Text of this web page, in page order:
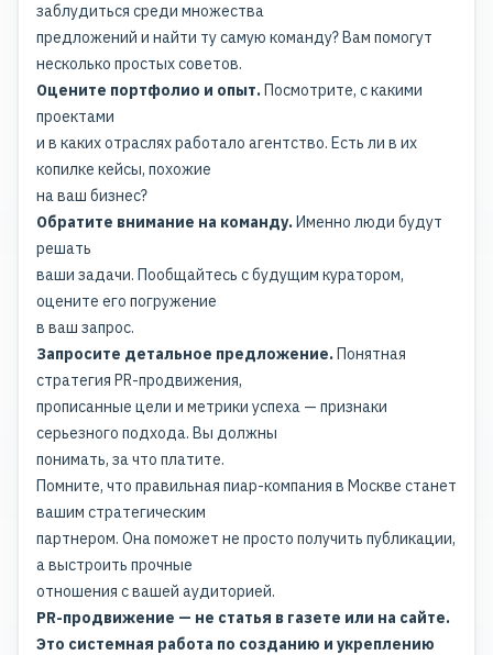
заблудиться среди множества
предложений и найти ту самую команду? Вам помогут
несколько простых советов.
Оцените портфолио и опыт. Посмотрите, с какими
проектами
и в каких отраслях работало агентство. Есть ли в их
копилке кейсы, похожие
на ваш бизнес?
Обратите внимание на команду. Именно люди будут
решать
ваши задачи. Пообщайтесь с будущим куратором,
оцените его погружение
в ваш запрос.
Запросите детальное предложение. Понятная
стратегия PR-продвижения,
прописанные цели и метрики успеха — признаки
серьезного подхода. Вы должны
понимать, за что платите.
Помните, что правильная пиар-компания в Москве станет
вашим стратегическим
партнером. Она поможет не просто получить публикации,
а выстроить прочные
отношения с вашей аудиторией.
PR-продвижение — не статья в газете или на сайте.
Это системная работа по созданию и укреплению